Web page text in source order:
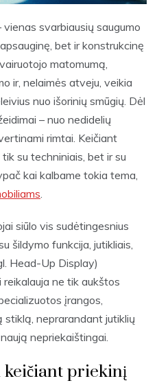
svarbiausių saugumo
bet ir konstrukcinę
matomumą,
ir, nelaimės atveju, veikia
nuo išorinių smūgių. Dėl
– nuo nedidelių
rimtai. Keičiant
su techniniais, bet ir su
kai kalbame tokia tema,
siūlo vis sudėtingesnius
šildymo funkcija, jutikliais,
Head-Up Display)
ne tik aukštos
įrangos,
stiklą, neprarandant jutiklių
nepriekaištingai.
keičiant priekinį